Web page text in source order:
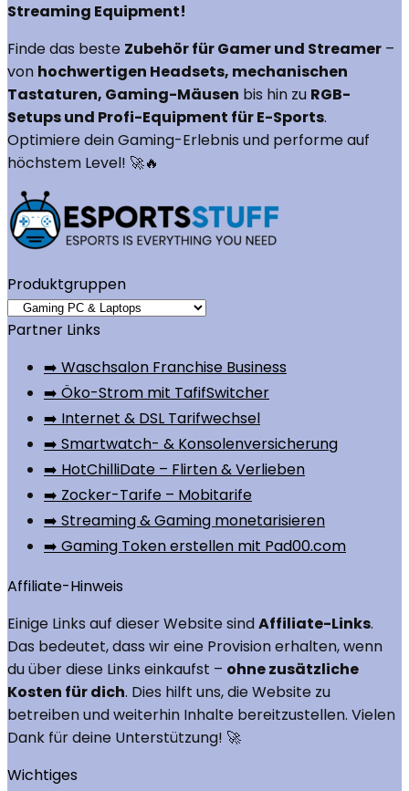
Streaming Equipment!
Finde das beste Zubehör für Gamer und Streamer –
von hochwertigen Headsets, mechanischen
Tastaturen, Gaming-Mäusen bis hin zu RGB-
Setups und Profi-Equipment für E-Sports.
Optimiere dein Gaming-Erlebnis und performe auf
höchstem Level! 🚀🔥
Produktgruppen
Partner Links
➡️ Waschsalon Franchise Business
➡️ Öko-Strom mit TafifSwitcher
➡️ Internet & DSL Tarifwechsel
➡️ Smartwatch- & Konsolenversicherung
➡️ HotChilliDate – Flirten & Verlieben
➡️ Zocker-Tarife – Mobitarife
➡️ Streaming & Gaming monetarisieren
➡️ Gaming Token erstellen mit Pad00.com
Affiliate-Hinweis
Einige Links auf dieser Website sindAffiliate-Links.
Das bedeutet, dass wir eine Provision erhalten, wenn
du über diese Links einkaufst – ohne zusätzliche
Kosten für dich. Dies hilft uns, die Website zu
betreiben und weiterhin Inhalte bereitzustellen. Vielen
Dank für deine Unterstützung! 🚀
Wichtiges